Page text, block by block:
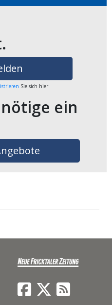
Sie sich hier
ein